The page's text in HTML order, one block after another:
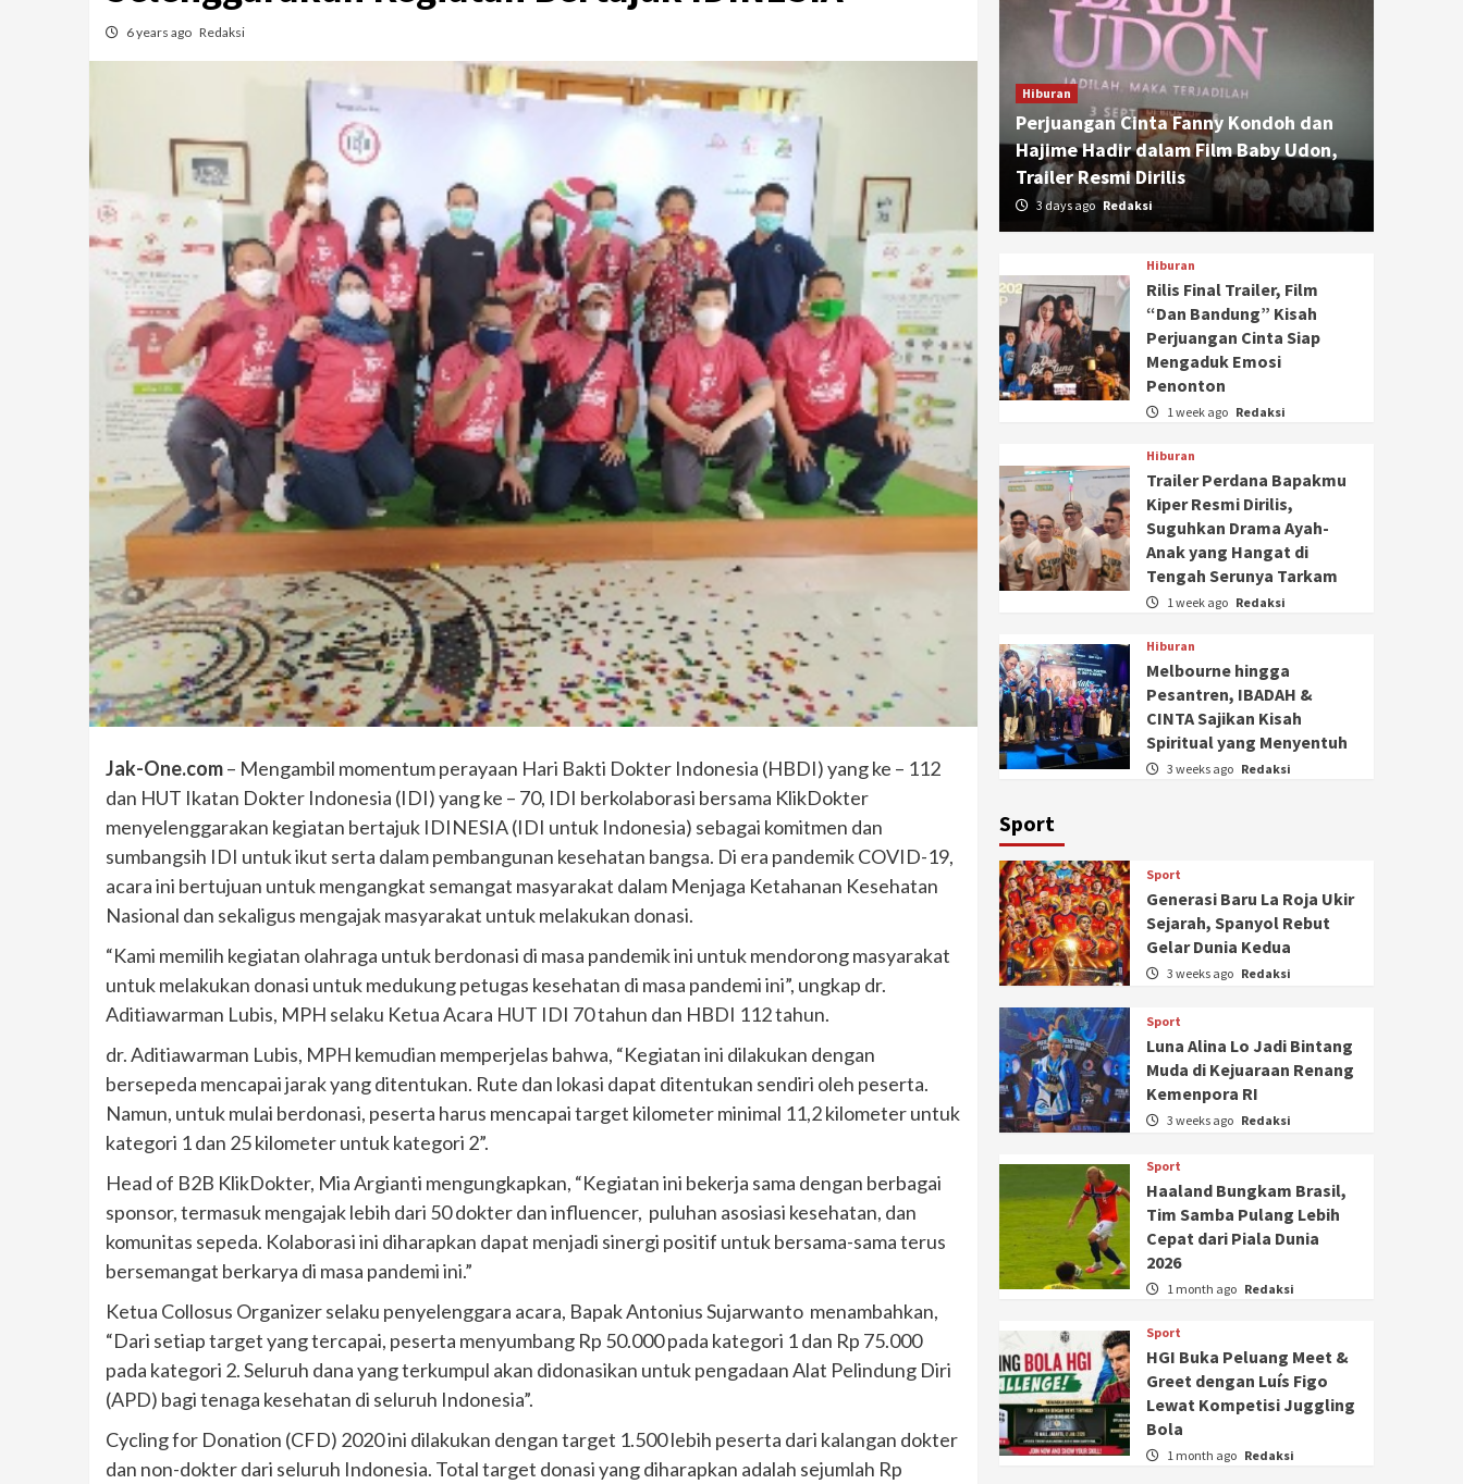
6 years ago Redaksi
Jak-One.com– Mengambil momentum perayaan Hari Bakti Dokter Indonesia (HBDI) yang ke – 112
dan HUT Ikatan Dokter Indonesia (IDI) yang ke – 70, IDI berkolaborasi bersama KlikDokter
menyelenggarakan kegiatan bertajuk IDINESIA (IDI untuk Indonesia) sebagai komitmen dan
sumbangsih IDI untuk ikut serta dalam pembangunan kesehatan bangsa. Di era pandemik COVID-19,
acara ini bertujuan untuk mengangkat semangat masyarakat dalam Menjaga Ketahanan Kesehatan
Nasional dan sekaligus mengajak masyarakat untuk melakukan donasi.
“Kami memilih kegiatan olahraga untuk berdonasi di masa pandemik ini untuk mendorong masyarakat
untuk melakukan donasi untuk medukung petugas kesehatan di masa pandemi ini”, ungkap dr.
Aditiawarman Lubis, MPH selaku Ketua Acara HUT IDI 70 tahun dan HBDI 112 tahun.
dr. Aditiawarman Lubis, MPH kemudian memperjelas bahwa, “Kegiatan ini dilakukan dengan
bersepeda mencapai jarak yang ditentukan. Rute dan lokasi dapat ditentukan sendiri oleh peserta.
Namun, untuk mulai berdonasi, peserta harus mencapai target kilometer minimal 11,2 kilometer untuk
kategori 1 dan 25 kilometer untuk kategori 2”.
Head of B2B KlikDokter, Mia Argianti mengungkapkan, “Kegiatan ini bekerja sama dengan berbagai
sponsor, termasuk mengajak lebih dari 50 dokter dan influencer, puluhan asosiasi kesehatan, dan
komunitas sepeda. Kolaborasi ini diharapkan dapat menjadi sinergi positif untuk bersama-sama terus
bersemangat berkarya di masa pandemi ini.”
Ketua Collosus Organizer selaku penyelenggara acara, Bapak Antonius Sujarwanto menambahkan,
“Dari setiap target yang tercapai, peserta menyumbang Rp 50.000 pada kategori 1 dan Rp 75.000
pada kategori 2. Seluruh dana yang terkumpul akan didonasikan untuk pengadaan Alat Pelindung Diri
(APD) bagi tenaga kesehatan di seluruh Indonesia”.
Cycling for Donation (CFD) 2020 ini dilakukan dengan target 1.500 lebih peserta dari kalangan dokter
dan non-dokter dari seluruh Indonesia. Total target donasi yang diharapkan adalah sejumlah Rp
Hiburan
Perjuangan Cinta Fanny Kondoh dan
Hajime Hadir dalam Film Baby Udon,
Trailer Resmi Dirilis
3 days ago Redaksi
Hiburan
Rilis Final Trailer, Film
“Dan Bandung” Kisah
Perjuangan Cinta Siap
Mengaduk Emosi
Penonton
1 week ago Redaksi
Hiburan
Trailer Perdana Bapakmu
Kiper Resmi Dirilis,
Suguhkan Drama Ayah-
Anak yang Hangat di
Tengah Serunya Tarkam
1 week ago Redaksi
Hiburan
Melbourne hingga
Pesantren, IBADAH &
CINTA Sajikan Kisah
Spiritual yang Menyentuh
3 weeks ago Redaksi
Sport
Sport
Generasi Baru La Roja Ukir
Sejarah, Spanyol Rebut
Gelar Dunia Kedua
3 weeks ago Redaksi
Sport
Luna Alina Lo Jadi Bintang
Muda di Kejuaraan Renang
Kemenpora RI
3 weeks ago Redaksi
Sport
Haaland Bungkam Brasil,
Tim Samba Pulang Lebih
Cepat dari Piala Dunia
2026
1 month ago Redaksi
Sport
HGI Buka Peluang Meet &
Greet dengan Luís Figo
Lewat Kompetisi Juggling
Bola
1 month ago Redaksi